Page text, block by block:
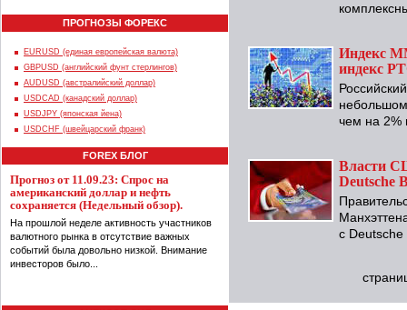
ПРОГНОЗЫ ФОРЕКС
EURUSD (единая европейская валюта)
GBPUSD (английский фунт стерлингов)
AUDUSD (австралийский доллар)
USDCAD (канадский доллар)
USDJPY (японская йена)
USDCHF (швейцарский франк)
FOREX БЛОГ
Прогноз от 11.09.23: Спрос на
американский доллар и нефть
сохраняется (Недельный обзор).
На прошлой неделе активность участников
валютного рынка в отсутствие важных
событий была довольно низкой. Внимание
инвесторов было...
Индекс
индекс
небольшом
чем на 2%
Власти
Deutsche
с Deutsche